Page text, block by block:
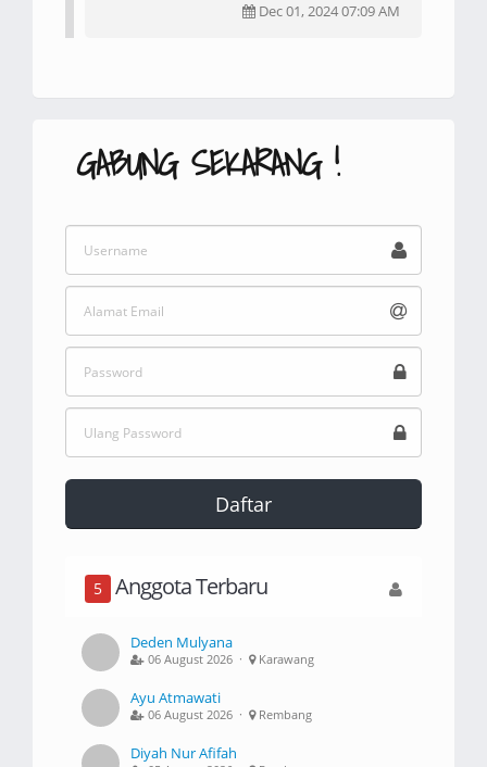
Dec 01, 2024 07:09 AM
GABUNG SEKARANG !
Daftar
5 Anggota Terbaru
Deden Mulyana
06 August 2026 · Karawang
Ayu Atmawati
06 August 2026 · Rembang
Diyah Nur Afifah